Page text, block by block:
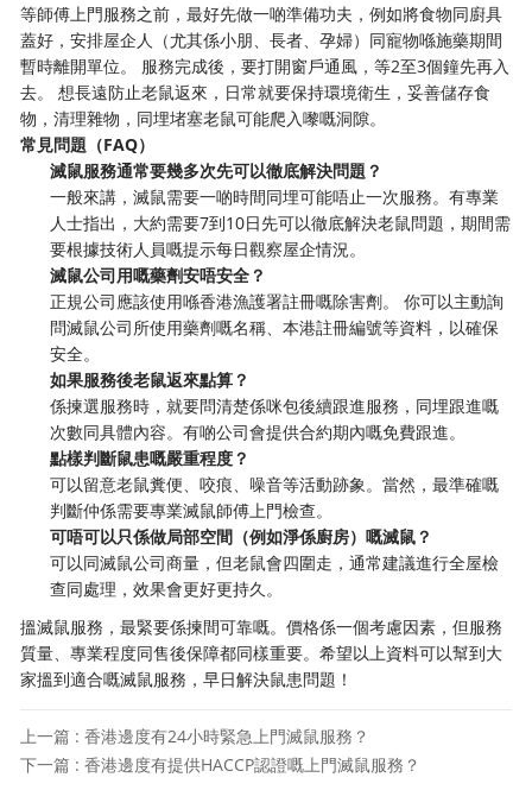
等師傅上門服務之前，最好先做一啲準備功夫，例如將食物同廚具
蓋好，安排屋企人（尤其係小朋、長者、孕婦）同寵物喺施藥期間
暫時離開單位。 服務完成後，要打開窗戶通風，等2至3個鐘先再入
去。 想長遠防止老鼠返來，日常就要保持環境衛生，妥善儲存食
物，清理雜物，同埋堵塞老鼠可能爬入嚟嘅洞隙。
常見問題（FAQ）
滅鼠服務通常要幾多次先可以徹底解決問題？
一般來講，滅鼠需要一啲時間同埋可能唔止一次服務。有專業
人士指出，大約需要7到10日先可以徹底解決老鼠問題，期間需
要根據技術人員嘅提示每日觀察屋企情況。
滅鼠公司用嘅藥劑安唔安全？
正規公司應該使用喺香港漁護署註冊嘅除害劑。 你可以主動詢
問滅鼠公司所使用藥劑嘅名稱、本港註冊編號等資料，以確保
安全。
如果服務後老鼠返來點算？
係揀選服務時，就要問清楚係咪包後續跟進服務，同埋跟進嘅
次數同具體內容。有啲公司會提供合約期內嘅免費跟進。
點樣判斷鼠患嘅嚴重程度？
可以留意老鼠糞便、咬痕、噪音等活動跡象。當然，最準確嘅
判斷仲係需要專業滅鼠師傅上門檢查。
可唔可以只係做局部空間（例如淨係廚房）嘅滅鼠？
可以同滅鼠公司商量，但老鼠會四圍走，通常建議進行全屋檢
查同處理，效果會更好更持久。
搵滅鼠服務，最緊要係揀間可靠嘅。價格係一個考慮因素，但服務
質量、專業程度同售後保障都同樣重要。希望以上資料可以幫到大
家搵到適合嘅滅鼠服務，早日解決鼠患問題！
上一篇 : 香港邊度有24小時緊急上門滅鼠服務？
下一篇 : 香港邊度有提供HACCP認證嘅上門滅鼠服務？